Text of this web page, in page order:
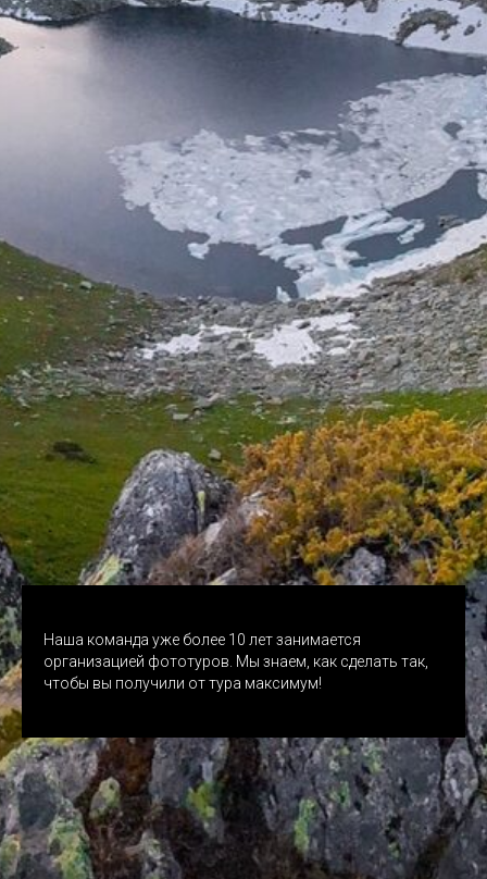
Наша команда уже более 10 лет занимается
организацией фототуров. Мы знаем, как сделать так,
чтобы вы получили от тура максимум!